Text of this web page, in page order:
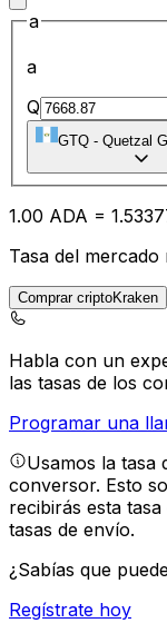
a
a
Q
GTQ - Quetzal
1.00 ADA = 1.53
Tasa del mercado
Comprar criptoKraken
Habla con un
las tasas de los
Programar una
Usamos la tasa
conversor. Esto
recibirás esta
tasas de envío.
¿Sabías que
Regístrate hoy